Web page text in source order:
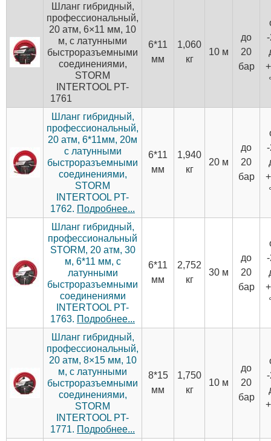
Шланг гибридный,
профессиональный,
20 атм, 6×11 мм, 10
м, с латунными
быстроразъемными
соединениями,
STORM
INTERTOOL PT-
1761
6*11
мм
1,060
кг
10 м
до
20
бар
Шланг гибридный,
профессиональный,
20 атм, 6*11мм, 20м
с латунными
быстроразъемными
соединениями,
STORM
INTERTOOL PT-
1762. Подробнее...
6*11
мм
1,940
кг
20 м
до
20
бар
Шланг гибридный,
профессиональный
STORM, 20 атм, 30
м, 6*11 мм, с
латунными
быстроразъемными
соединениями
INTERTOOL PT-
1763. Подробнее...
6*11
мм
2,752
кг
30 м
до
20
бар
Шланг гибридный,
профессиональный,
20 атм, 8×15 мм, 10
м, с латунными
быстроразъемными
соединениями,
STORM
INTERTOOL PT-
1771. Подробнее...
8*15
мм
1,750
кг
10 м
до
20
бар